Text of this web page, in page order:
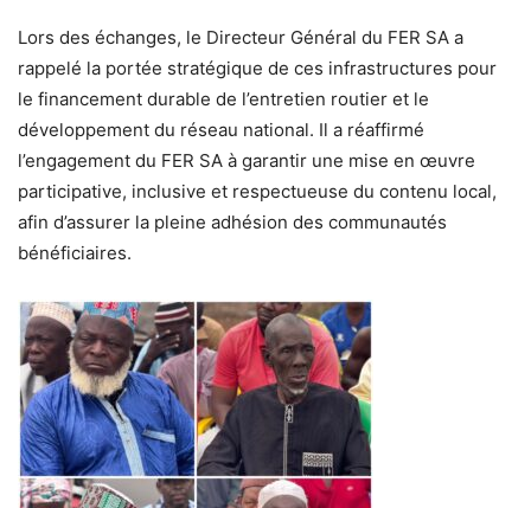
Lors des échanges, le Directeur Général du FER SA a
rappelé la portée stratégique de ces infrastructures pour
le financement durable de l’entretien routier et le
développement du réseau national. Il a réaffirmé
l’engagement du FER SA à garantir une mise en œuvre
participative, inclusive et respectueuse du contenu local,
afin d’assurer la pleine adhésion des communautés
bénéficiaires.